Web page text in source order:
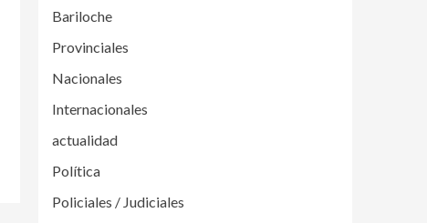
Bariloche
Provinciales
Nacionales
Internacionales
actualidad
Política
Policiales / Judiciales